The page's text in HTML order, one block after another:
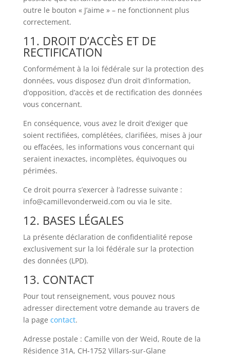
outre le bouton « J’aime » – ne fonctionnent plus
correctement.
11. DROIT D’ACCÈS ET DE
RECTIFICATION
Conformément à la loi fédérale sur la protection des
données, vous disposez d’un droit d’information,
d’opposition, d’accès et de rectification des données
vous concernant.
En conséquence, vous avez le droit d’exiger que
soient rectifiées, complétées, clarifiées, mises à jour
ou effacées, les informations vous concernant qui
seraient inexactes, incomplètes, équivoques ou
périmées.
Ce droit pourra s’exercer à l’adresse suivante :
info@camillevonderweid.com ou via le site.
12. BASES LÉGALES
La présente déclaration de confidentialité repose
exclusivement sur la loi fédérale sur la protection
des données (LPD).
13. CONTACT
Pour tout renseignement, vous pouvez nous
adresser directement votre demande au travers de
la page contact.
Adresse postale : Camille von der Weid, Route de la
Résidence 31A, CH-1752 Villars-sur-Glane